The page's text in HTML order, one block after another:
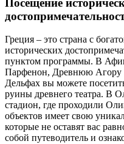
Посещение
Греция – это страна с
исторических
пунктом программы. В
Парфенон, Древнюю Агору
Дельфах вы можете
руины древнего театра. В
стадион, где проходили
объектов имеет свою
которые не оставят вас
собой путеводитель и